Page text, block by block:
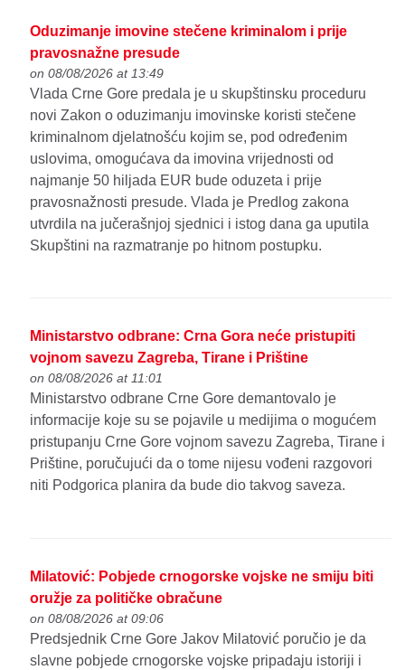
Oduzimanje imovine stečene kriminalom i prije
pravosnažne presude
on 08/08/2026 at 13:49
Vlada Crne Gore predala je u skupštinsku proceduru
novi Zakon o oduzimanju imovinske koristi stečene
kriminalnom djelatnošću kojim se, pod određenim
uslovima, omogućava da imovina vrijednosti od
najmanje 50 hiljada EUR bude oduzeta i prije
pravosnažnosti presude. Vlada je Predlog zakona
utvrdila na jučerašnjoj sjednici i istog dana ga uputila
Skupštini na razmatranje po hitnom postupku.
Ministarstvo odbrane: Crna Gora neće pristupiti
vojnom savezu Zagreba, Tirane i Prištine
on 08/08/2026 at 11:01
Ministarstvo odbrane Crne Gore demantovalo je
informacije koje su se pojavile u medijima o mogućem
pristupanju Crne Gore vojnom savezu Zagreba, Tirane i
Prištine, poručujući da o tome nijesu vođeni razgovori
niti Podgorica planira da bude dio takvog saveza.
Milatović: Pobjede crnogorske vojske ne smiju biti
oružje za političke obračune
on 08/08/2026 at 09:06
Predsjednik Crne Gore Jakov Milatović poručio je da
slavne pobjede crnogorske vojske pripadaju istoriji i